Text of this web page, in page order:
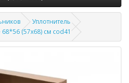
Уплотнитель
(57х68) см cod41